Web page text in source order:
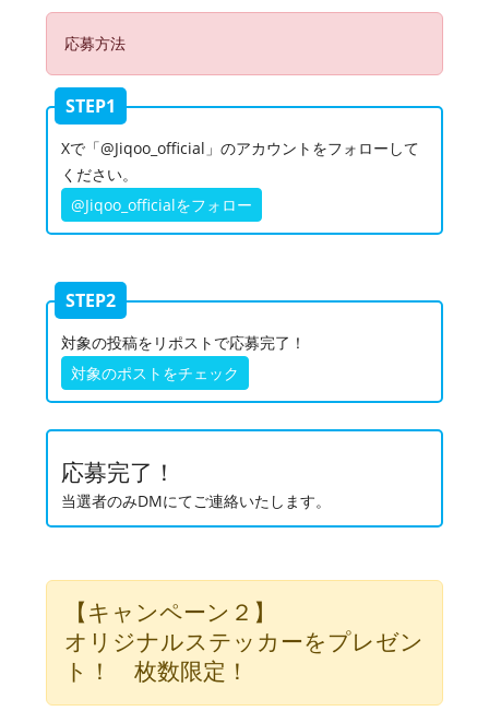
応募方法
STEP1
Xで「@Jiqoo_official」のアカウントをフォローして
ください。
@Jiqoo_officialをフォロー
STEP2
対象の投稿をリポストで応募完了！
対象のポストをチェック
応募完了！
当選者のみDMにてご連絡いたします。
【キャンペーン２】
オリジナルステッカーをプレゼン
ト！ 枚数限定！